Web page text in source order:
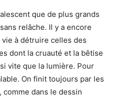
que de plus grands
relâche. Il y a encore
à détruire celles des
dont la cruauté et la bêtise
vite que la lumière. Pour
On finit toujours par les
dans le dessin